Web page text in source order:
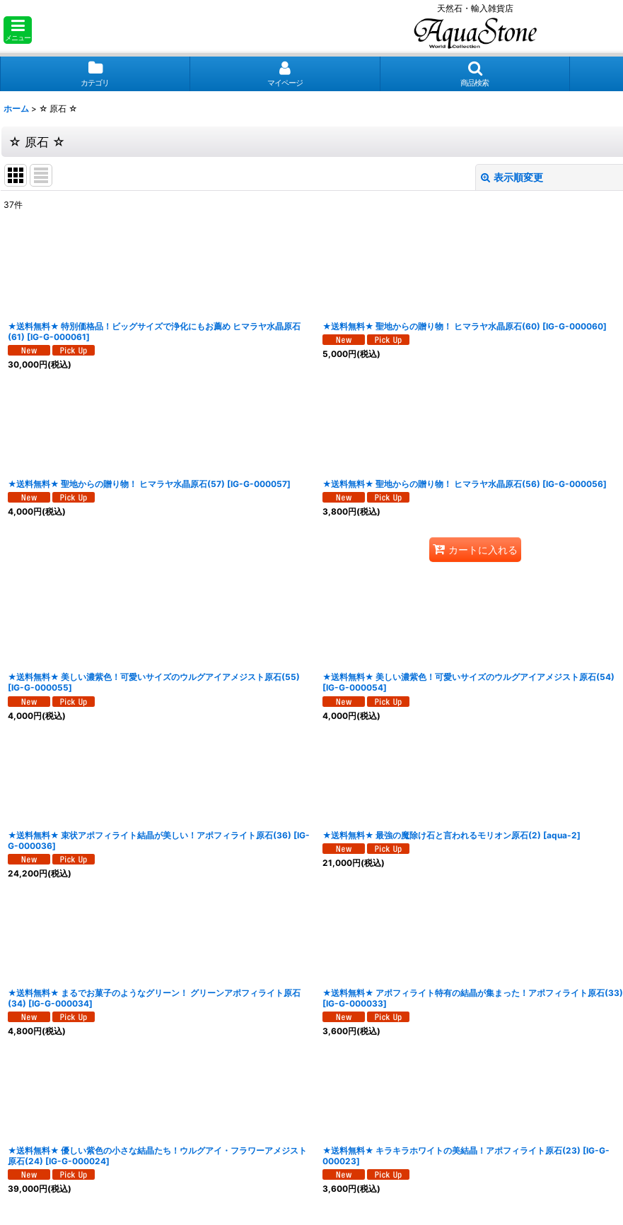
天然石・輸入雑貨店
メニュー
カテゴリ マイページ 商品検索
ホーム > ☆ 原石 ☆
☆ 原石 ☆
表示順変更
37件
★送料無料★ 特別価格品！ビッグサイズで浄化にもお薦め ヒマラヤ水晶原石
(61) [IG-G-000061]
30,000円(税込)
★送料無料★ 聖地からの贈り物！ ヒマラヤ水晶原石(60) [IG-G-000060]
5,000円(税込)
★送料無料★ 聖地からの贈り物！ ヒマラヤ水晶原石(57) [IG-G-000057]
4,000円(税込)
★送料無料★ 聖地からの贈り物！ ヒマラヤ水晶原石(56) [IG-G-000056]
3,800円(税込)
カートに入れる
★送料無料★ 美しい濃紫色！可愛いサイズのウルグアイアメジスト原石(55)
[IG-G-000055]
4,000円(税込)
★送料無料★ 美しい濃紫色！可愛いサイズのウルグアイアメジスト原石(54)
[IG-G-000054]
4,000円(税込)
★送料無料★ 束状アポフィライト結晶が美しい！アポフィライト原石(36) [IG-
G-000036]
24,200円(税込)
★送料無料★ 最強の魔除け石と言われるモリオン原石(2) [aqua-2]
21,000円(税込)
★送料無料★ まるでお菓子のようなグリーン！ グリーンアポフィライト原石
(34) [IG-G-000034]
4,800円(税込)
★送料無料★ アポフィライト特有の結晶が集まった！アポフィライト原石(33)
[IG-G-000033]
3,600円(税込)
★送料無料★ 優しい紫色の小さな結晶たち！ウルグアイ・フラワーアメジスト
原石(24) [IG-G-000024]
39,000円(税込)
★送料無料★ キラキラホワイトの美結晶！アポフィライト原石(23) [IG-G-
000023]
3,600円(税込)